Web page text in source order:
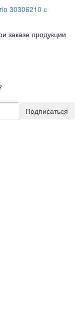
30306210 с
заказе продукции
Подписаться